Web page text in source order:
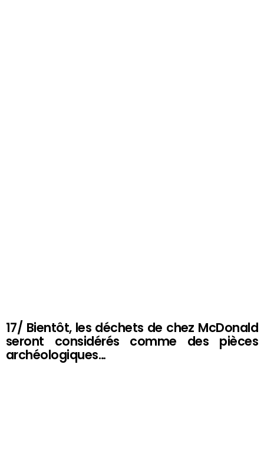
17/ Bientôt, les déchets de chez McDonald
seront considérés comme des pièces
archéologiques…